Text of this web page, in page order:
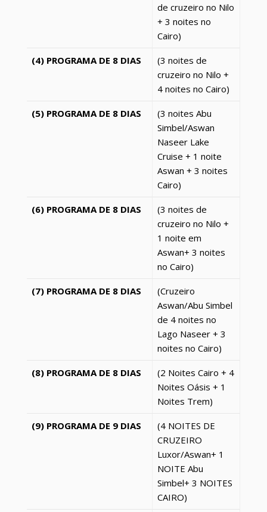
de cruzeiro no Nilo
+ 3 noites no
Cairo)
(4) PROGRAMA DE 8 DIAS
(3 noites de
cruzeiro no Nilo +
4 noites no Cairo)
(5) PROGRAMA DE 8 DIAS
(3 noites Abu
Simbel/Aswan
Naseer Lake
Cruise + 1 noite
Aswan + 3 noites
Cairo)
(6) PROGRAMA DE 8 DIAS (3 noites de
cruzeiro no Nilo +
1 noite em
Aswan+ 3 noites
no Cairo)
(7) PROGRAMA DE 8 DIAS
(Cruzeiro
Aswan/Abu Simbel
de 4 noites no
Lago Naseer + 3
noites no Cairo)
(8) PROGRAMA DE 8 DIAS
(2 Noites Cairo + 4
Noites Oásis + 1
Noites Trem)
(9) PROGRAMA DE 9 DIAS
(4 NOITES DE
CRUZEIRO
Luxor/Aswan+ 1
NOITE Abu
Simbel+ 3 NOITES
CAIRO)